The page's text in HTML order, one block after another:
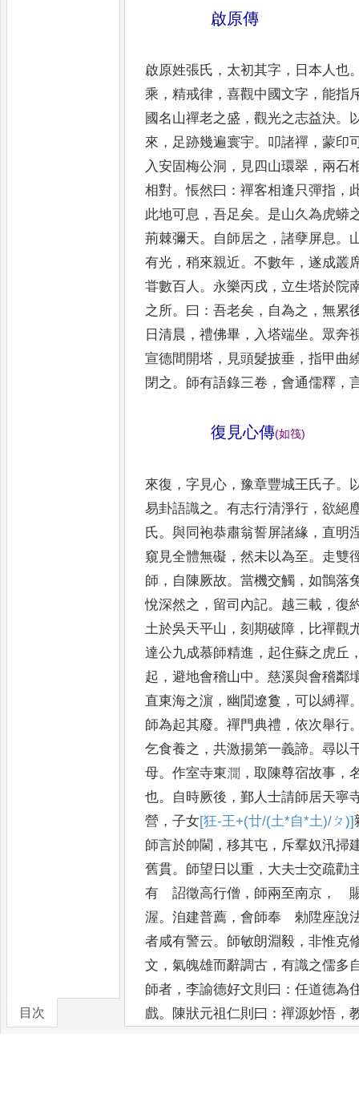
目次
啟原傳
啟原姓張氏 ， 太初其字 ， 日本人也
乘 ，精戒律 ，喜觀中國文字 ，能指
國名山禪老之盛 ，觀光之志益決。
來 ， 足跡幾遍寰宇。 叩諸禪 ，蒙印
入安固梅公洞 ， 見四山環翠 ， 兩石
相對。悵然曰 ：禪客相逢只彈指 ，
此地可息 ，吾足矣。 是山久為虎蟒
荊棘彌天。 自師居之 ，諸孽屏息 。
有光 ，稍來親近。不數年 ，遂成叢
甞數百人 。 永樂丙戌 ， 立生塔於院
之所。 曰 ：吾老矣 ， 自為之 ，無累
日清晨 ，禮佛畢 ， 入塔端坐。 眾奔
宣德間開塔 ， 見頭髮披垂 ，指甲曲
閉之 。 師有語錄三卷 ，會通儒釋 ，
復見心傳(如筏)
來復 ，字見心 ，豫章豐城王氏子。
易卦語識之。有志行清淨行 ，欲絕
氏。與同袍恭肅翁誓屏諸緣 ， 直明
窺見全體無礙 ，然未以為至。 走雙
師 ， 自陳厥故。當機交觸 ，如鶻落
悅深然之 ， 留司 內記。 越三載 ，復
土於吳天平山 ，刻期破障 ， 比禪觀
達公九成慕師精進 ， 起住蘇之虎丘
起 ，避地會稽山中。慈溪與會稽鄰
直東海之濵 ， 幽閴遼敻 ，可以縛禪
師為起其廢。禪門典禮 ，依次舉行
乞食養之 ，共激揚第一義諦。尋以
母。作室寺東㵎 ，取陳尊宿故事 ，
也。 自時厥後 ，鄞人士請師居天寧
營 ，子女[狂-王+(廿/(土*自*土)/ㄆ)]
師言於帥閫 ，移其屯 ， 斥羣奴汛掃
舊貫。 師望日以重 ， 大夫士交疏勸
有 詔徵高行僧 ， 師兩至南京 ，
渥。洎建普薦 ，會師奉 勑陞座說
者咸有警云。 師敏朗淵毅 ，非惟克
文 ，氣魄雄而辭調古 ，有識之儒多
師者 ，李諭德好文則曰 ：任道德為
戲。 陳狀元祖仁則曰 ：禪源妙悟 ，